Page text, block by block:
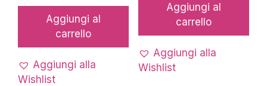
Aggiungi al
carrello
Aggiungi alla
Wishlist
Aggiungi al
carrello
Aggiungi alla
Wishlist